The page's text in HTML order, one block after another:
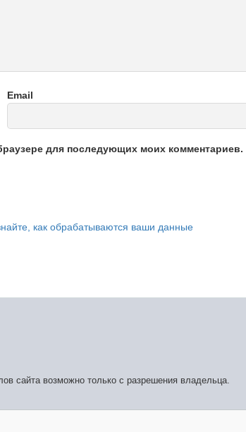
Email
для последующих моих комментариев.
как обрабатываются ваши данные
сайта возможно только с разрешения владельца.